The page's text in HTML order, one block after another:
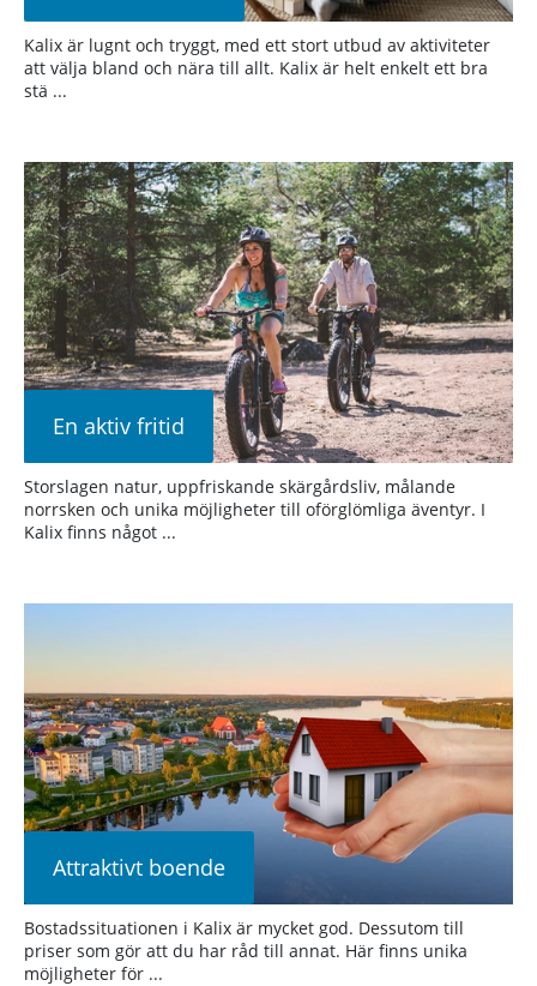
Kalix är lugnt och tryggt, med ett stort utbud av aktiviteter
att välja bland och nära till allt. Kalix är helt enkelt ett bra
stä ...
En aktiv fritid
Storslagen natur, uppfriskande skärgårdsliv, målande
norrsken och unika möjligheter till oförglömliga äventyr. I
Kalix finns något ...
Attraktivt boende
Bostadssituationen i Kalix är mycket god. Dessutom till
priser som gör att du har råd till annat. Här finns unika
möjligheter för ...